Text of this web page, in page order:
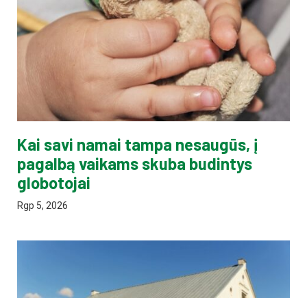
Kai savi namai tampa nesaugūs, į
pagalbą vaikams skuba budintys
globotojai
Rgp 5, 2026